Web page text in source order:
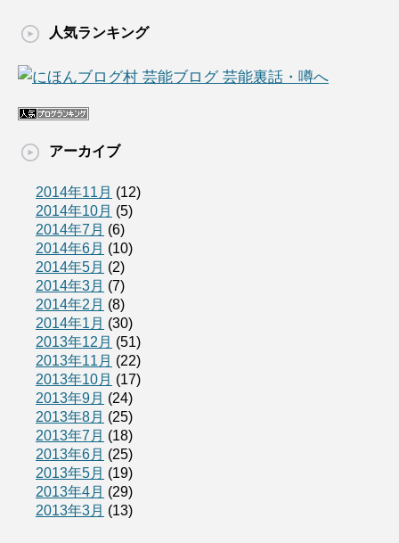
人気ランキング
アーカイブ
2014年11月 (12)
2014年10月 (5)
2014年7月 (6)
2014年6月 (10)
2014年5月 (2)
2014年3月 (7)
2014年2月 (8)
2014年1月 (30)
2013年12月 (51)
2013年11月 (22)
2013年10月 (17)
2013年9月 (24)
2013年8月 (25)
2013年7月 (18)
2013年6月 (25)
2013年5月 (19)
2013年4月 (29)
2013年3月 (13)